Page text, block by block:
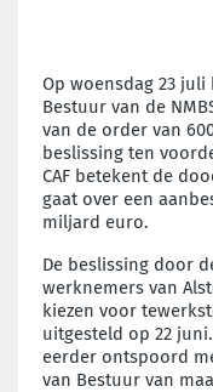
Op woensdag 23 juli
Bestuur van de
van de order van
beslissing ten
CAF betekent de
gaat over een
miljard euro.
De beslissing door
werknemers van
kiezen voor
uitgesteld op 22
eerder ontspoord
van Bestuur van